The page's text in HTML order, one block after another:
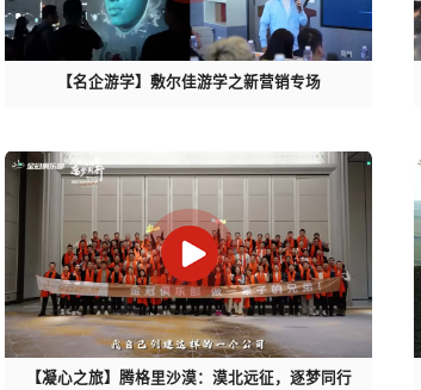
【名企游学】敷尔佳游学之新营销专场
【凝心之旅】腾格里沙漠：漠北远征，逐梦同行